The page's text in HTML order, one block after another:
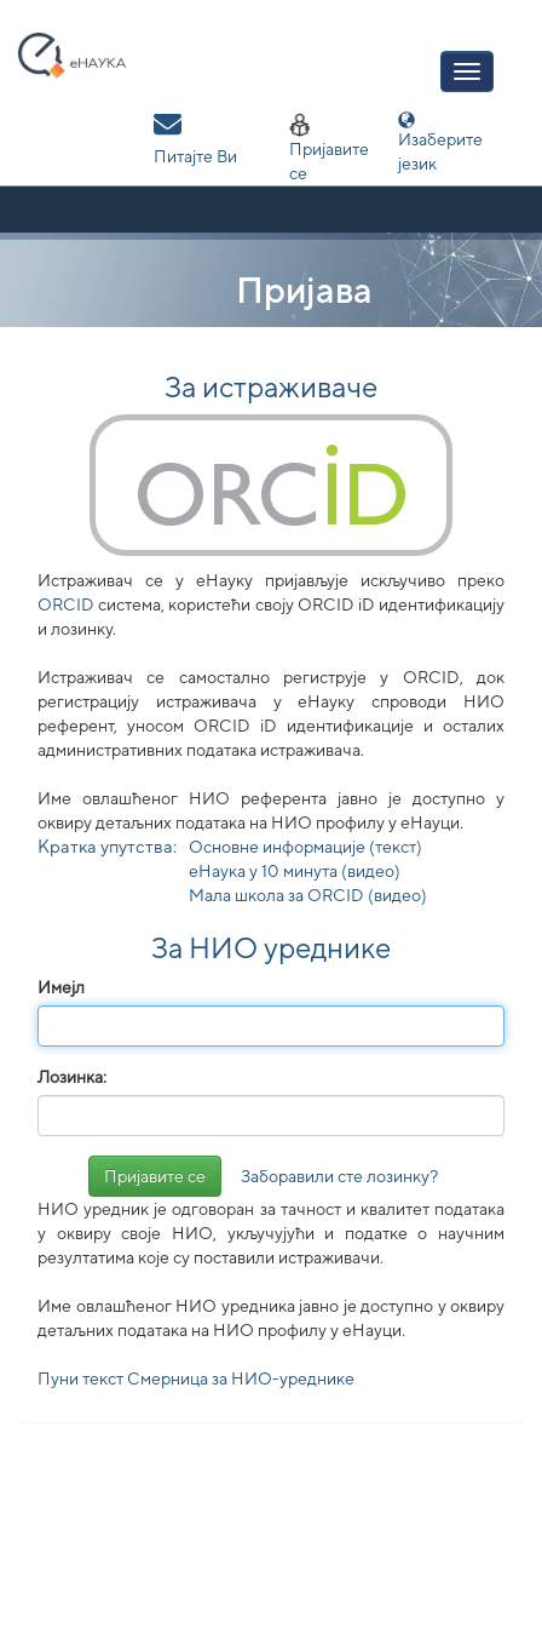
navigation
Питајте Ви
Пријавите
се
Изаберите
језик
Пријава
За истраживаче
Истраживач се у еНауку пријављује искључиво преко
ORCID система, користећи своjу ORCID iD идентификацију
и лозинку.
Истраживач се самостално региструје у ORCID, док
регистрацију истраживача у еНауку спроводи НИО
референт, уносом ORCID iD идентификације и осталих
административних података истраживача.
Име овлашћеног НИО референта јавно је доступно у
оквиру детаљних података на НИО профилу у еНауци.
Кратка упутства:
Основне информације (текст)
еНаука у 10 минута (видео)
Мала школа за ORCID (видео)
За НИО уреднике
Имејл
Лозинка:
Заборавили сте лозинку?
НИО уредник је одговоран за тачност и квалитет података
у оквиру своје НИО, укључујући и податке о научним
резултатима које су поставили истраживачи.
Име овлашћеног НИО уредника јавно је доступно у оквиру
детаљних података на НИО профилу у еНауци.
Пуни текст Смерница за НИО-уреднике